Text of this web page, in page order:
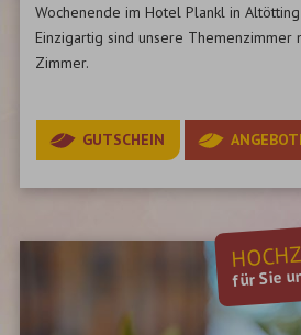
Wochenende im Hotel Plankl in
Einzigartig sind unsere Themenzimmer
Zimmer.
GUTSCHEIN
für Sie